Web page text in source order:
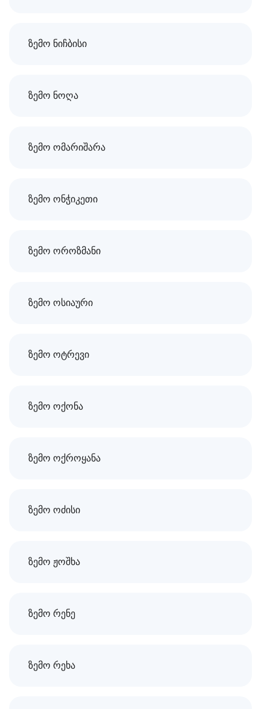
ზემო ნიჩბისი
ზემო ნოღა
ზემო ომარიშარა
ზემო ონჭიკეთი
ზემო ოროზმანი
ზემო ოსიაური
ზემო ოტრევი
ზემო ოქონა
ზემო ოქროყანა
ზემო ოძისი
ზემო ჟოშხა
ზემო რენე
ზემო რეხა